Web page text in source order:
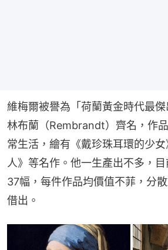
維梅爾被譽為「荷蘭黃金時代最
林布蘭（Rembrandt）齊名，作
常生活，繪有《戴珍珠耳環的少
人》等名作。他一生產出不多，
37幅，每件作品均價值不菲，分
借出。